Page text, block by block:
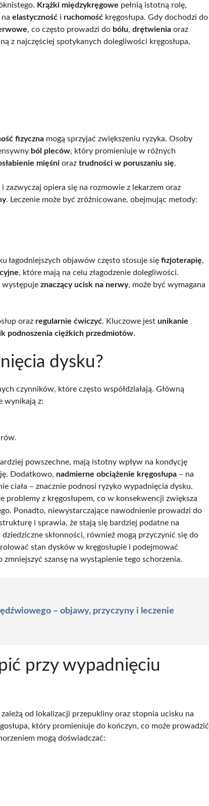
Krążki międzykręgowe pełnią istotną rolę,
elastyczność i ruchomość kręgosłupa. Gdy dochodzi do
, co często prowadzi do bólu, drętwienia oraz
z najczęściej spotykanych dolegliwości kręgosłupa,
fizyczna mogą sprzyjać zwiększeniu ryzyka. Osoby
ból pleców, który promieniuje w różnych
mięśni oraz trudności w poruszaniu się.
zazwyczaj opiera się na rozmowie z lekarzem oraz
. Leczenie może być zróżnicowane, obejmując metody:
łagodniejszych objawów często stosuje się fizjoterapię,
, które mają na celu złagodzenie dolegliwości.
występuje znaczący ucisk na nerwy, może być wymagana
oraz regularnie ćwiczyć. Kluczowe jest unikanie
podnoszenia ciężkich przedmiotów.
dysku?
czynników, które często współdziałają. Główną
wynikają z:
powszechne, mają istotny wpływ na kondycję
Dodatkowo, nadmierne obciążenie kręgosłupa – na
ciała – znacznie podnosi ryzyko wypadnięcia dysku.
problemy z kręgosłupem, co w konsekwencji zwiększa
Ponadto, niewystarczające nawodnienie prowadzi do
i sprawia, że stają się bardziej podatne na
skłonności, również mogą przyczynić się do
stan dysków w kręgosłupie i podejmować
szansę na wystąpienie tego schorzenia.
– objawy, przyczyny i leczenie
przy wypadnięciu
od lokalizacji przepukliny oraz stopnia ucisku na
który promieniuje do kończyn, co może prowadzić
mogą doświadczać: